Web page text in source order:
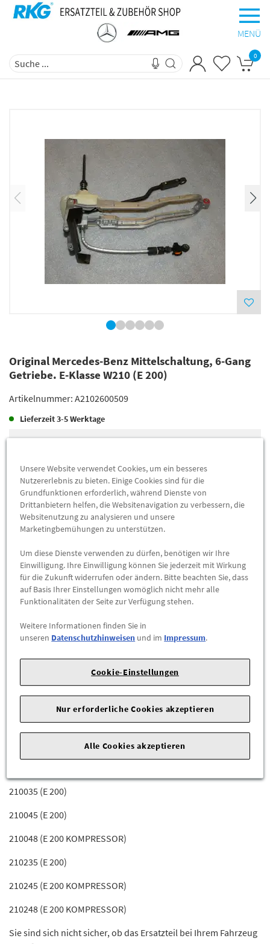
MENÜ
0
Original Mercedes-Benz Mittelschaltung, 6-Gang
Getriebe. E-Klasse W210 (E 200)
Artikelnummer: A2102600509
Lieferzeit3-5 Werktage
Versandkostenfrei
Abholung
Preis inkl.19%MwSt.
- +
ZUM WARENKORB HINZUFÜGEN
Herstellerangaben:Mercedes-Benz AG |Mercedesstr. 120 |
70723 Stuttgart |Tel: +49711170 |E-Mail:
dialog.mb@mercedes-benz.com|Webseite:
https://www.mercedes-benz.com
Zum Beispiel passend (kann Ausstattung- oder
Fahrgestellnummerabhängig sein) für die Mercedes-Benz
210035 (E 200)
210045 (E 200)
210048 (E 200 KOMPRESSOR)
210235 (E 200)
210245 (E 200 KOMPRESSOR)
210248 (E 200 KOMPRESSOR)
Sie sind sich nicht sicher, ob das Ersatzteil bei Ihrem Fahrzeug
Unsere Website verwendet Cookies, um ein besseres
Nutzererlebnis zu bieten. Einige Cookies sind für die
Grundfunktionen erforderlich, während Dienste von
Drittanbietern helfen, die Websitenavigation zu verbessern, die
Websitenutzung zu analysieren und unsere
Marketingbemühungen zu unterstützen.
Um diese Dienste verwenden zu dürfen, benötigen wir Ihre
Einwilligung. Ihre Einwilligung können Sie jederzeit mit Wirkung
für die Zukunft widerrufen oder ändern. Bitte beachten Sie, dass
auf Basis Ihrer Einstellungen womöglich nicht mehr alle
Funktionalitäten der Seite zur Verfügung stehen.
Weitere Informationen finden Sie in
unseren Datenschutzhinweisen und im Impressum.
Cookie-Einstellungen
Nur erforderliche Cookies akzeptieren
Alle Cookies akzeptieren